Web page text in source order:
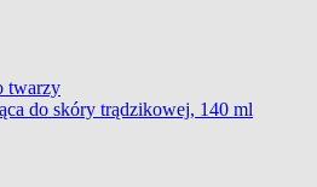
twarzy
do skóry trądzikowej, 140 ml